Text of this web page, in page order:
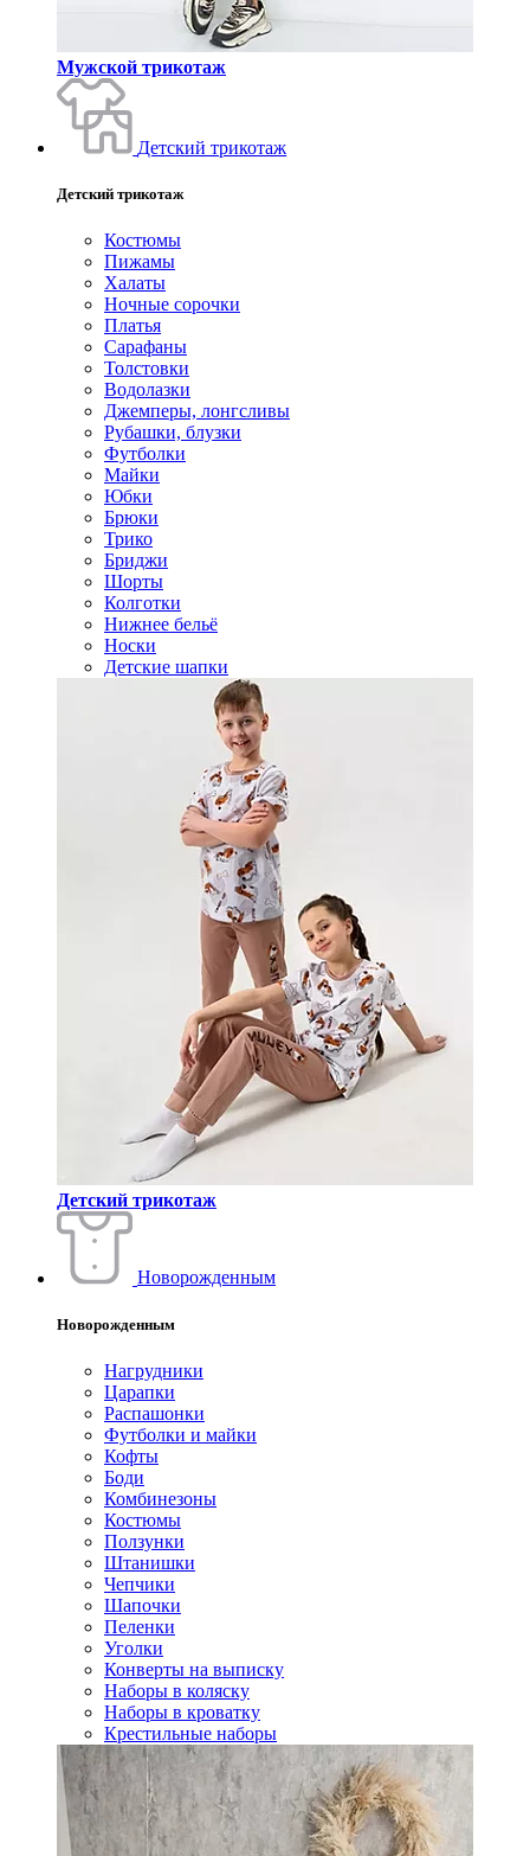
Мужской трикотаж
Детский трикотаж
Детский трикотаж
Костюмы
Пижамы
Халаты
Ночные сорочки
Платья
Сарафаны
Толстовки
Водолазки
Джемперы, лонгсливы
Рубашки, блузки
Футболки
Майки
Юбки
Брюки
Трико
Бриджи
Шорты
Колготки
Нижнее бельё
Носки
Детские шапки
Детский трикотаж
Новорожденным
Новорожденным
Нагрудники
Царапки
Распашонки
Футболки и майки
Кофты
Боди
Комбинезоны
Костюмы
Ползунки
Штанишки
Чепчики
Шапочки
Пеленки
Уголки
Конверты на выписку
Наборы в коляску
Наборы в кроватку
Крестильные наборы